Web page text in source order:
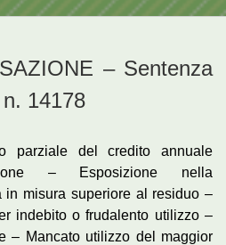
– Sentenza
14178
parziale del credito annuale
– Esposizione nella
in misura superiore al residuo –
indebito o frudalento utilizzo –
– Mancato utilizzo del maggior